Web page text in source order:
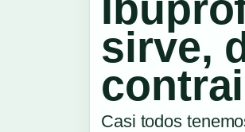
sirve,
Casi todos